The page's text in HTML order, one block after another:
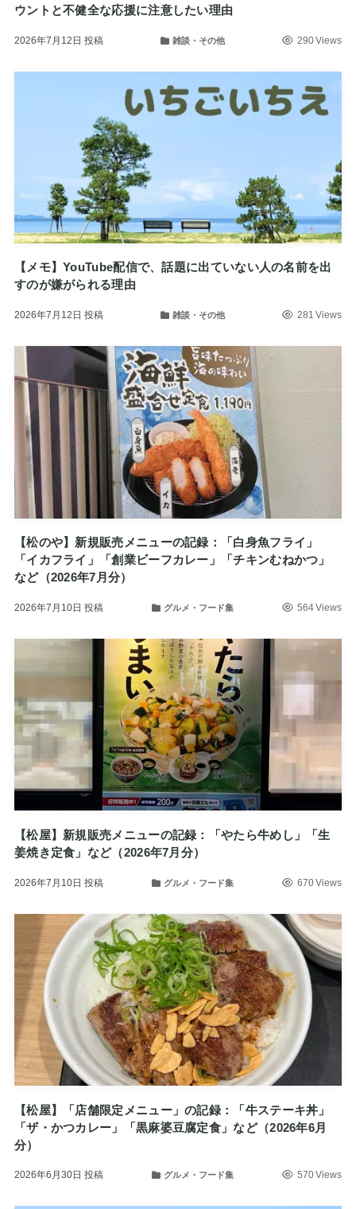
ウントと不健全な応援に注意したい理由
2026年7月12日 投稿 雑談・その他 290 Views
【メモ】YouTube配信で、話題に出ていない人の名前を出
すのが嫌がられる理由
2026年7月12日 投稿 雑談・その他 281 Views
【松のや】新規販売メニューの記録：「白身魚フライ」
「イカフライ」「創業ビーフカレー」「チキンむねかつ」
など（2026年7月分）
2026年7月10日 投稿 グルメ・フード集 564 Views
【松屋】新規販売メニューの記録：「やたら牛めし」「生
姜焼き定食」など（2026年7月分）
2026年7月10日 投稿 グルメ・フード集 670 Views
【松屋】「店舗限定メニュー」の記録：「牛ステーキ丼」
「ザ・かつカレー」「黒麻婆豆腐定食」など（2026年6月
分）
2026年6月30日 投稿 グルメ・フード集 570 Views